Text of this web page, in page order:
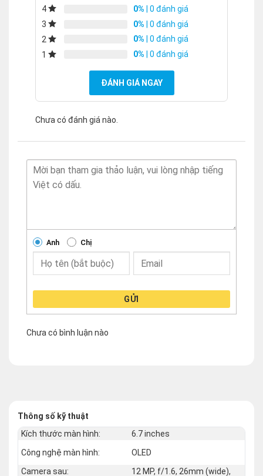
4
0% | 0 đánh giá
3
0% | 0 đánh giá
2
0% | 0 đánh giá
1
0% | 0 đánh giá
ĐÁNH GIÁ NGAY
Chưa có đánh giá nào.
Anh Chị
GỬI
Chưa có bình luận nào
Thông số kỹ thuật
Kích thước màn hình:
6.7 inches
Công nghệ màn hình:
OLED
Camera sau:
12 MP, f/1.6, 26mm (wide),